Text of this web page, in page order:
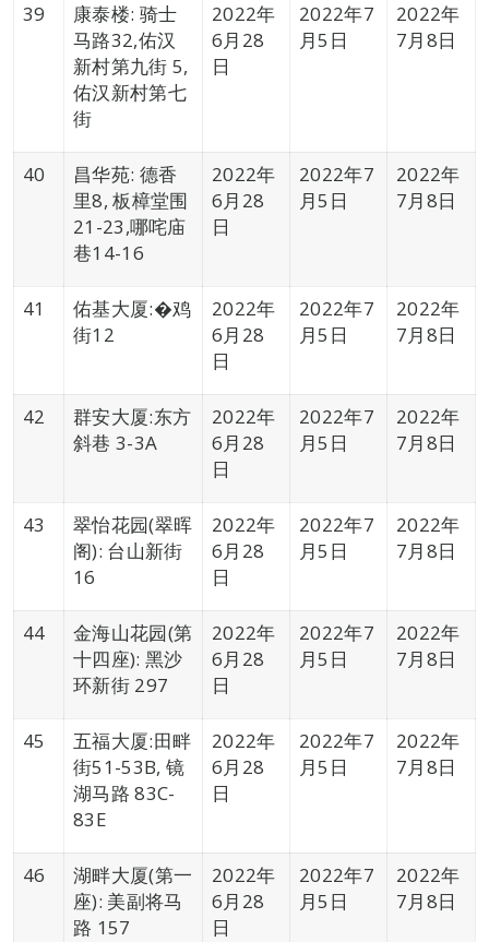
39
康泰楼: 骑士
马路32,佑汉
新村第九街 5,
佑汉新村第七
街
2022年
6月28
日
2022年7
月5日
2022年
7月8日
40
昌华苑: 德香
里8, 板樟堂围
21-23,哪咤庙
巷14-16
2022年
6月28
日
2022年7
月5日
2022年
7月8日
41
佑基大厦:�鸡
街12
2022年
6月28
日
2022年7
月5日
2022年
7月8日
42
群安大厦:东方
斜巷 3-3A
2022年
6月28
日
2022年7
月5日
2022年
7月8日
43
翠怡花园(翠晖
阁): 台山新街
16
2022年
6月28
日
2022年7
月5日
2022年
7月8日
44
金海山花园(第
十四座): 黑沙
环新街 297
2022年
6月28
日
2022年7
月5日
2022年
7月8日
45
五福大厦:田畔
街51-53B, 镜
湖马路 83C-
83E
2022年
6月28
日
2022年7
月5日
2022年
7月8日
46
湖畔大厦(第一
座): 美副将马
路 157
2022年
6月28
日
2022年7
月5日
2022年
7月8日